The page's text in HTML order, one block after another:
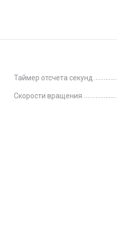
Таймер отсчета секунд
Скорости вращения